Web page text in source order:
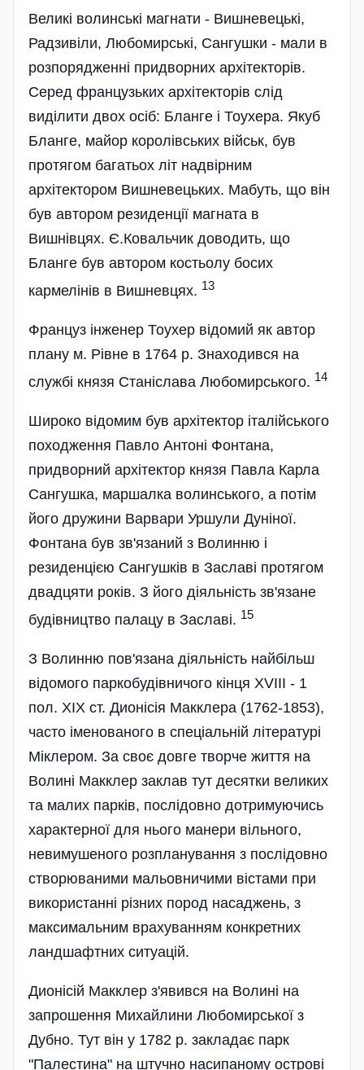
Великі волинські магнати - Вишневецькі,
Радзивіли, Любомирські, Сангушки - мали в
розпорядженні придворних архітекторів.
Серед французьких архітекторів слід
виділити двох осіб: Бланге і Тоухера. Якуб
Бланге, майор королівських військ, був
протягом багатьох літ надвірним
архітектором Вишневецьких. Мабуть, що він
був автором резиденції магната в
Вишнівцях. Є.Ковальчик доводить, що
Бланге був автором костьолу босих
кармелінів в Вишневцях. 13
Француз інженер Тоухер відомий як автор
плану м. Рівне в 1764 р. Знаходився на
службі князя Станіслава Любомирського. 14
Широко відомим був архітектор італійського
походження Павло Антоні Фонтана,
придворний архітектор князя Павла Карла
Сангушка, маршалка волинського, а потім
його дружини Варвари Уршули Дуніної.
Фонтана був зв'язаний з Волинню і
резиденцією Сангушків в Заславі протягом
двадцяти років. З його діяльність зв'язане
будівництво палацу в Заславі. 15
З Волинню пов'язана діяльність найбільш
відомого паркобудівничого кінця ХVIII - 1
пол. XIX ст. Дионісія Макклера (1762-1853),
часто іменованого в спеціальній літературі
Міклером. За своє довге творче життя на
Волині Макклер заклав тут десятки великих
та малих парків, послідовно дотримуючись
характерної для нього манери вільного,
невимушеного розпланування з послідовно
створюваними мальовничими вістами при
використанні різних пород насаджень, з
максимальним врахуванням конкретних
ландшафтних ситуацій.
Дионісій Макклер з'явився на Волині на
запрошення Михайлини Любомирської з
Дубно. Тут він у 1782 р. закладає парк
"Палестина" на штучно насипаному острові